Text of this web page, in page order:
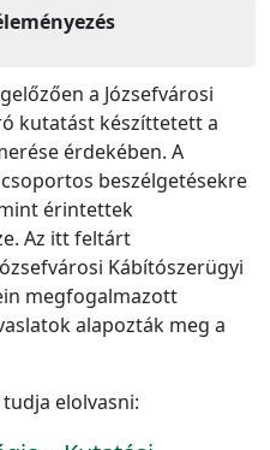
a Józsefvárosi
kutatást készíttetett a
érdekében. A
beszélgetésekre
érintettek
Az itt feltárt
Kábítószerügyi
megfogalmazott
alapozták meg a
elolvasni: